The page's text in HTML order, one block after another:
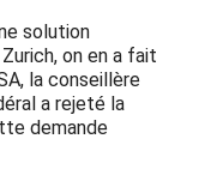
solution
on en a fait
la conseillère
a rejeté la
demande